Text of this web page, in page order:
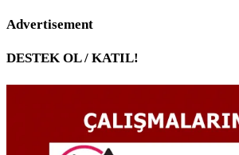
Advertisement
DESTEK OL / KATIL!